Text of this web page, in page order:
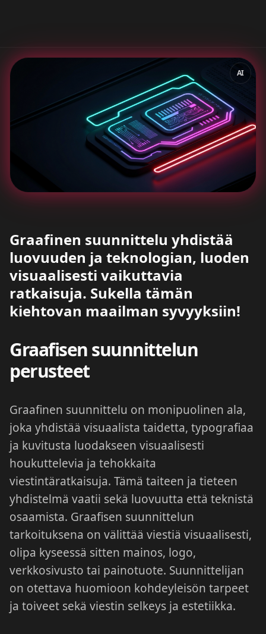
AI
Graafinen suunnittelu yhdistää
luovuuden ja teknologian, luoden
visuaalisesti vaikuttavia
ratkaisuja. Sukella tämän
kiehtovan maailman syvyyksiin!
Graafisen suunnittelun
perusteet
Graafinen suunnittelu on monipuolinen ala,
joka yhdistää visuaalista taidetta, typografiaa
ja kuvitusta luodakseen visuaalisesti
houkuttelevia ja tehokkaita
viestintäratkaisuja. Tämä taiteen ja tieteen
yhdistelmä vaatii sekä luovuutta että teknistä
osaamista. Graafisen suunnittelun
tarkoituksena on välittää viestiä visuaalisesti,
olipa kyseessä sitten mainos, logo,
verkkosivusto tai painotuote. Suunnittelijan
on otettava huomioon kohdeyleisön tarpeet
ja toiveet sekä viestin selkeys ja estetiikka.